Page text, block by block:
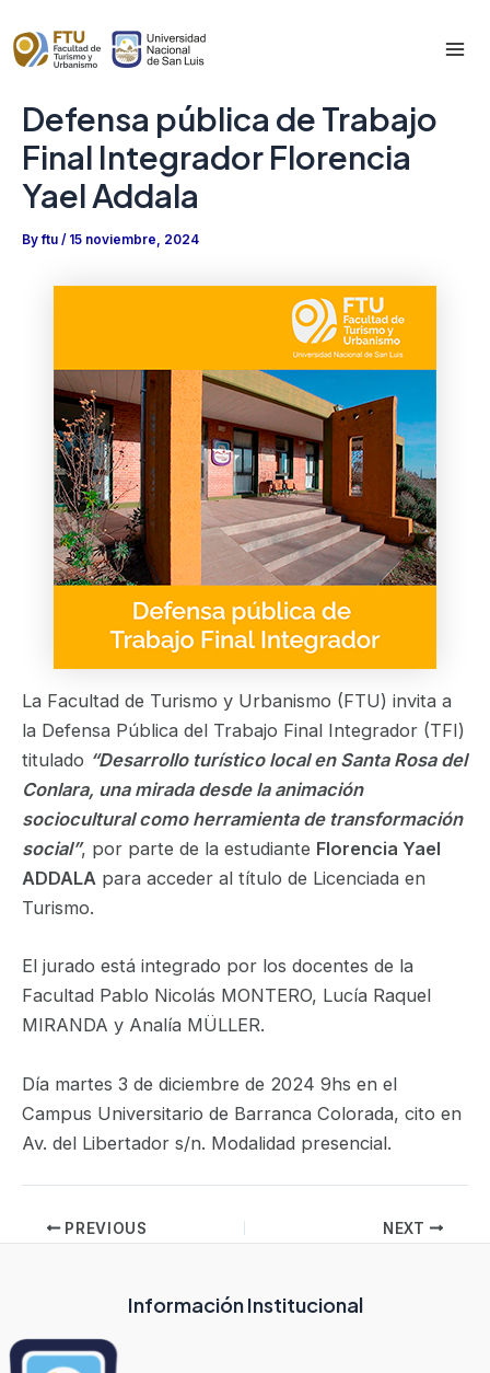
to
content
Defensa pública de Trabajo
Final Integrador Florencia
Yael Addala
Byftu / 15 noviembre, 2024
La Facultad de Turismo y Urbanismo (FTU) invita a
la Defensa Pública del Trabajo Final Integrador (TFI)
titulado “Desarrollo turístico local en Santa Rosa del
Conlara, una mirada desde la animación
sociocultural como herramienta de transformación
social”, por parte de la estudiante Florencia Yael
ADDALA para acceder al título de Licenciada en
Turismo.
El jurado está integrado por los docentes de la
Facultad Pablo Nicolás MONTERO, Lucía Raquel
MIRANDA y Analía MÜLLER.
Día martes 3 de diciembre de 2024 9hs en el
Campus Universitario de Barranca Colorada, cito en
Av. del Libertador s/n. Modalidad presencial.
PREVIOUS NEXT
Información Institucional